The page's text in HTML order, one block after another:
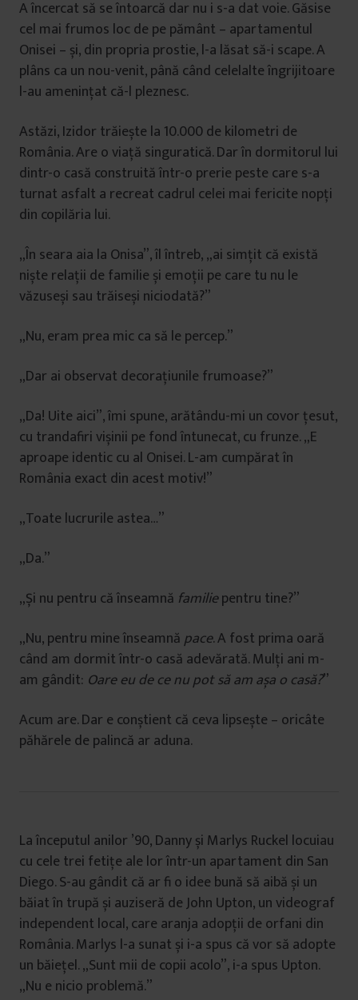
A încercat să se întoarcă dar nu i s-a dat voie. Găsise
cel mai frumos loc de pe pământ – apartamentul
Onisei – și, din propria prostie, l-a lăsat să-i scape. A
plâns ca un nou-venit, până când celelalte îngrijitoare
l-au amenințat că-l pleznesc.
Astăzi, Izidor trăiește la 10.000 de kilometri de
România. Are o viață singuratică. Dar în dormitorul lui
dintr-o casă construită într-o prerie peste care s-a
turnat asfalt a recreat cadrul celei mai fericite nopți
din copilăria lui.
„În seara aia la Onisa”, îl întreb, „ai simțit că există
niște relații de familie și emoții pe care tu nu le
văzuseși sau trăiseși niciodată?”
„Nu, eram prea mic ca să le percep.”
„Dar ai observat decorațiunile frumoase?”
„Da! Uite aici”, îmi spune, arătându-mi un covor țesut,
cu trandafiri vișinii pe fond întunecat, cu frunze. „E
aproape identic cu al Onisei. L-am cumpărat în
România exact din acest motiv!”
„Toate lucrurile astea…”
„Da.”
„Și nu pentru că înseamnă familiepentru tine?”
„Nu, pentru mine înseamnăpace. A fost prima oară
când am dormit într-o casă adevărată. Mulți ani m-
am gândit: Oare eu de ce nu pot să am așa o casă?”
Acum are. Dar e conștient că ceva lipsește – oricâte
păhărele de palincă ar aduna.
La începutul anilor ’90, Danny și Marlys Ruckel locuiau
cu cele trei fetițe ale lor într-un apartament din San
Diego. S-au gândit că ar fi o idee bună să aibă și un
băiat în trupă și auziseră de John Upton, un videograf
independent local, care aranja adopții de orfani din
România. Marlys l-a sunat și i-a spus că vor să adopte
un băiețel. „Sunt mii de copii acolo”, i-a spus Upton.
„Nu e nicio problemă.”